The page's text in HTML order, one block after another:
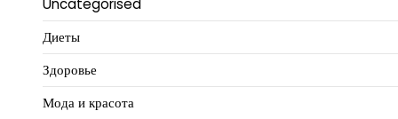
Uncategorised
Диеты
Здоровье
Мода и красота